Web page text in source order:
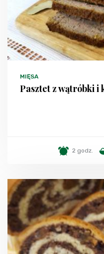
MIĘSA
Pasztet z wątróbki
2 godz.